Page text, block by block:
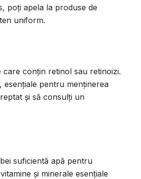
poți apela la produse de
uniform.
conțin retinol sau retinoizi.
esențiale pentru menținerea
și să consulți un
suficientă apă pentru
și minerale esențiale